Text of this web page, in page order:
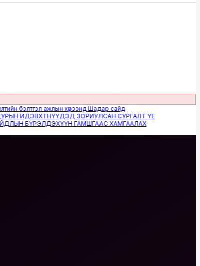
ажлын хүрээнд Шадар сайд
ЗОРИУЛСАН СУРГАЛТ ҮЕ
БҮРЭЛДЭХҮҮН ГАМШГААС ХАМГААЛАХ